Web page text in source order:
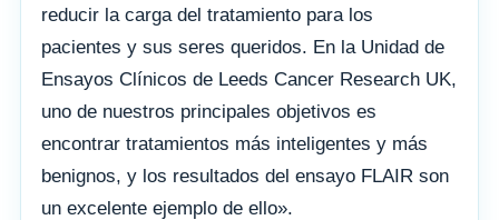
reducir la carga del tratamiento para los
pacientes y sus seres queridos. En la Unidad de
Ensayos Clínicos de Leeds Cancer Research UK,
uno de nuestros principales objetivos es
encontrar tratamientos más inteligentes y más
benignos, y los resultados del ensayo FLAIR son
un excelente ejemplo de ello».